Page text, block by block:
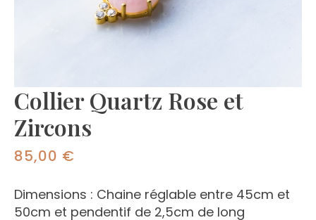
Collier Quartz Rose et
Zircons
85,00 €
Dimensions : Chaine réglable entre 45cm et
50cm et pendentif de 2,5cm de long